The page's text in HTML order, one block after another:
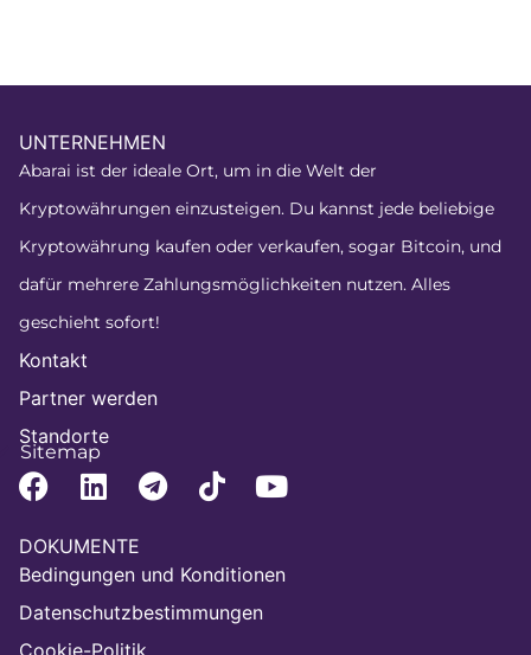
UNTERNEHMEN
Abarai ist der ideale Ort, um in die Welt der
Kryptowährungen einzusteigen. Du kannst jede beliebige
Kryptowährung kaufen oder verkaufen, sogar Bitcoin, und
dafür mehrere Zahlungsmöglichkeiten nutzen. Alles
geschieht sofort!
Kontakt
Partner werden
Standorte
Sitemap
DOKUMENTE
Bedingungen und Konditionen
Datenschutzbestimmungen